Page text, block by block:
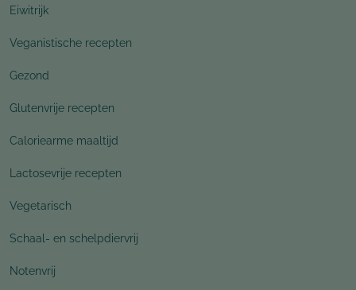
Eiwitrijk
Veganistische recepten
Gezond
Glutenvrije recepten
Caloriearme maaltijd
Lactosevrije recepten
Vegetarisch
Schaal- en schelpdiervrij
Notenvrij